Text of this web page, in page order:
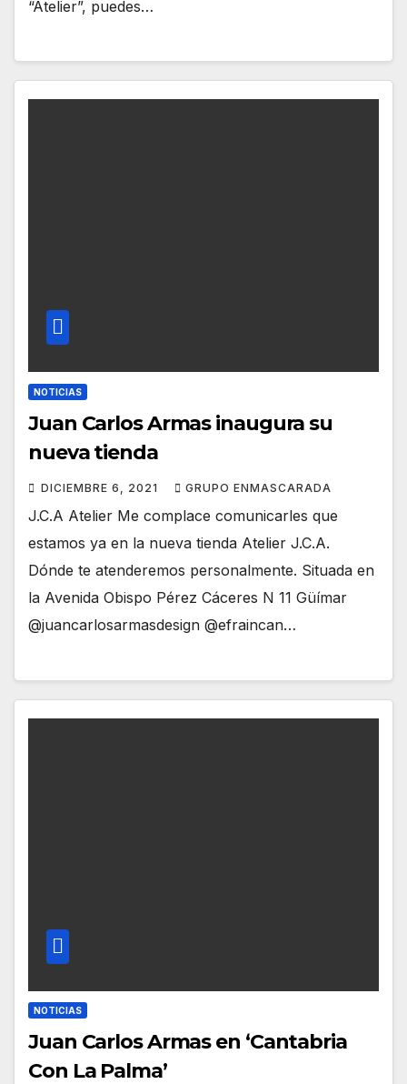
“Atelier”, puedes…
NOTICIAS
Juan Carlos Armas inaugura su
nueva tienda
DICIEMBRE 6, 2021 GRUPO ENMASCARADA
J.C.A Atelier Me complace comunicarles que
estamos ya en la nueva tienda Atelier J.C.A.
Dónde te atenderemos personalmente. Situada en
la Avenida Obispo Pérez Cáceres N 11 Güímar
@juancarlosarmasdesign @efraincan…
NOTICIAS
Juan Carlos Armas en ‘Cantabria
Con La Palma’